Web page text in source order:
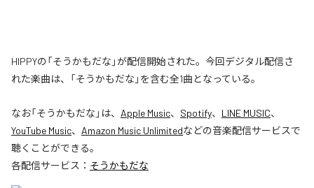
HIPPYの「そうかもだな」が配信開始された。今回デジタル配信さ
れた楽曲は、「そうかもだな」を含む全1曲となっている。
なお「そうかもだな 」は、 Apple Music、 Spotify、 LINE MUSIC、
YouTube Music、 Amazon Music Unlimitedなどの音楽配信サービスで
聴くことができる。
各配信サービス： そうかもだな